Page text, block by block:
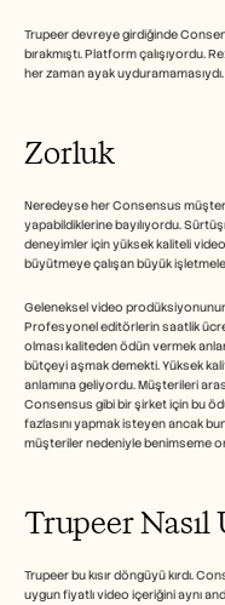
Trupeer devreye girdiğinde
bırakmıştı. Platform çalışıyordu.
her zaman ayak uyduramamasıydı.
Zorluk
Neredeyse her Consensus
yapabildiklerine bayılıyordu.
deneyimler için yüksek kaliteli
büyütmeye çalışan büyük
Geleneksel video
Profesyonel editörlerin saatlik
olması kaliteden ödün vermek
bütçeyi aşmak demekti. Yüksek
anlamına geliyordu. Müşterileri
Consensus gibi bir şirket için bu
fazlasını yapmak isteyen ancak
müşteriler nedeniyle benimseme
Trupeer Nasıl
Trupeer bu kısır döngüyü kırdı.
uygun fiyatlı video içeriğini aynı